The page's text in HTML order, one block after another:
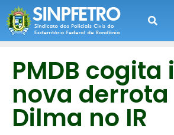
PMDB
nova derrota
Dilma no IR